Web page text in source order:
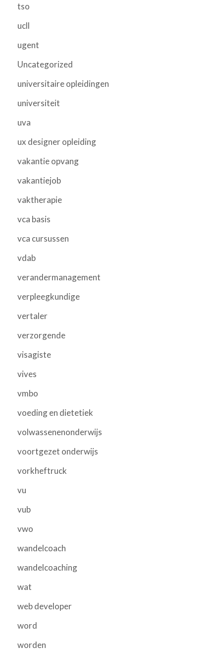
tso
ucll
ugent
Uncategorized
universitaire opleidingen
universiteit
uva
ux designer opleiding
vakantie opvang
vakantiejob
vaktherapie
vca basis
vca cursussen
vdab
verandermanagement
verpleegkundige
vertaler
verzorgende
visagiste
vives
vmbo
voeding en dietetiek
volwassenenonderwijs
voortgezet onderwijs
vorkheftruck
vu
vub
vwo
wandelcoach
wandelcoaching
wat
web developer
word
worden